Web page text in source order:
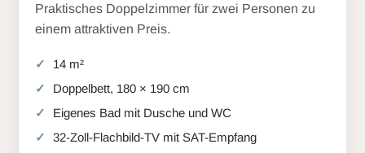
Praktisches Doppelzimmer für zwei Personen zu
einem attraktiven Preis.
14 m²
Doppelbett, 180 × 190 cm
Eigenes Bad mit Dusche und WC
32-Zoll-Flachbild-TV mit SAT-Empfang